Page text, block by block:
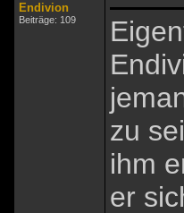
Endivion
Beiträge: 109
zu
ihm
er